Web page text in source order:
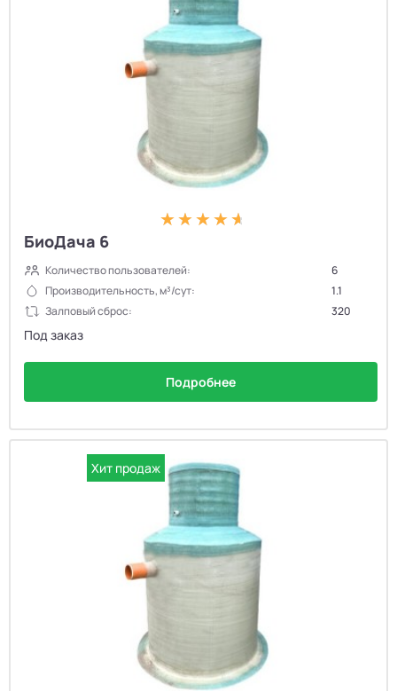
БиоДача 6
Количество пользователей:
6
Производительность, м³/сут:
1.1
Залповый сброс:
320
Под заказ
Подробнее
Хит продаж